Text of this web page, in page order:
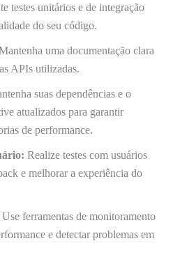
testes unitários e de integração
do seu código.
uma documentação clara
APIs utilizadas.
suas dependências e o
atualizados para garantir
de performance.
Realize testes com usuários
e melhorar a experiência do
Use ferramentas de monitoramento
e detectar problemas em